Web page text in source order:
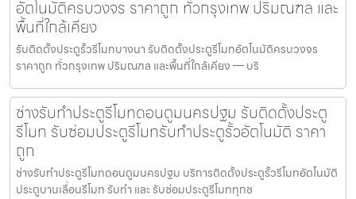
อัตโนมัติครบวงจร ราคาถูก ทั่วกรุงเทพ ปริมณฑล และ
พื้นที่ใกล้เคียง
รับติดตั้งประตูรั้วรีโมทบางนา รับติดตั้งประตูรีโมทอัตโนมัติครบวงจร
ราคาถูก ทั่วกรุงเทพ ปริมณฑล และพื้นที่ใกล้เคียง — บริ
ช่างรับทำประตูรีโมทดอนตูมนครปฐม รับติดตั้งประตู
รีโมท รับซ่อมประตูรีโมทรับทำประตูรั้วอัตโนมัติ ราคา
ถูก
ช่างรับทำประตูรีโมทดอนตูมนครปฐม บริการติดตั้งประตูรั้วรีโมทอัตโนมัติ
ประตูบานเลื่อนรีโมท รับทำ และ รับซ่อมประตูรีโมททุกช